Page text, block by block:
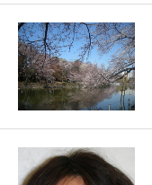
ブログ一覧ページ
料金一覧 new